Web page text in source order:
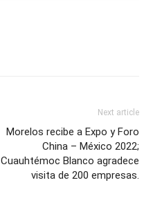
Next article
Morelos recibe a Expo y Foro
China – México 2022;
Cuauhtémoc Blanco agradece
visita de 200 empresas.